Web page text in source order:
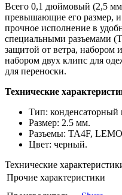
Всего 0,1 дюймовый (2,5
превышающие его размер, и
прочное исполнение в
специальными разъемами
защитой от ветра, набором
набором двух клипс для
для переноски.
Технические
Тип:
Размер: 2.5 мм.
Разъемы: TA4F,
Цвет: черный.
Технические
Прочие характеристики